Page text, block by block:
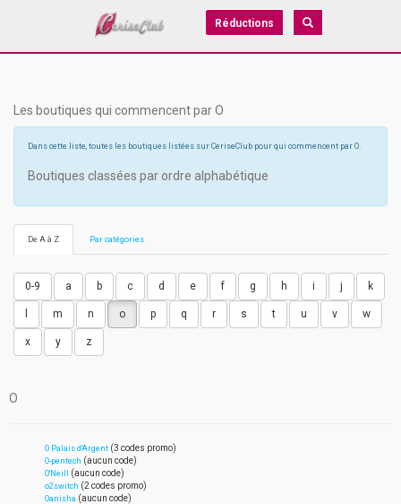
Réductions
Les boutiques qui commencent par O
Dans cette liste, toutes les boutiques listées sur CeriseClub pour qui commencent par O.
Boutiques classées par ordre alphabétique
De A à Z Par catégories
0-9 a b c d e f g h i j k
m n o p q r s t u v w
x y z
O
O Palais d'Argent (3 codes promo)
O-pentech (aucun code)
O'Neill (aucun code)
o2switch (2 codes promo)
Oanisha (aucun code)